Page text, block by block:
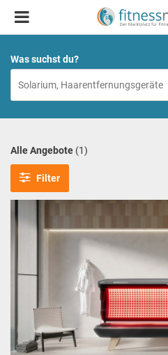
Was suchst du?
Alle Angebote (1)
Filter